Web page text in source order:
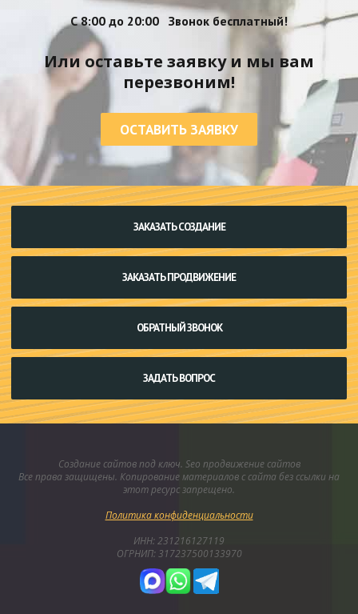
С 8:00 до 20:00 Звонок бесплатный!
Или оставьте заявку и мы вам
перезвоним!
ОСТАВИТЬ ЗАЯВКУ
ЗАКАЗАТЬ СОЗДАНИЕ
ЗАКАЗАТЬ ПРОДВИЖЕНИЕ
ОБРАТНЫЙ ЗВОНОК
ЗАДАТЬ ВОПРОС
Создание сайтов под ключ. Seo продвижение сайтов
Все права защищены. Копирование материалов с сайта без ссылки на
этот ресурс запрещено.
Политика конфиденциальности
ИНН: 231216127119
ОГРНИП: 317237500133970